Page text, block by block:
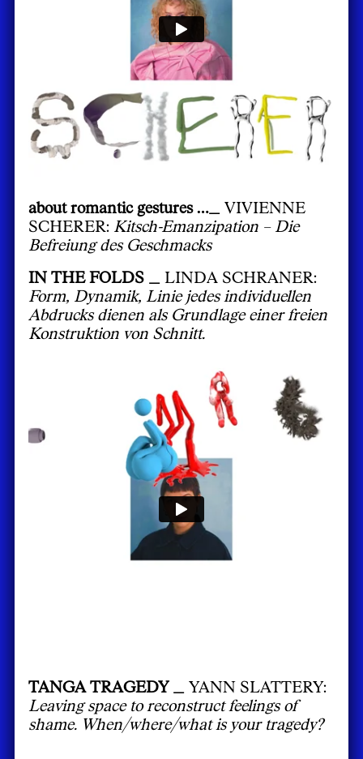
about romantic gestures …_
VIVIENNE
SCHERER: Kitsch-Emanzipation – Die
Befreiung des Geschmacks
IN THE FOLDS _LINDA SCHRANER:
Form, Dynamik, Linie jedes individuellen
Abdrucks dienen als Grundlage einer freien
Konstruktion von Schnitt.
TANGA TRAGEDY _
YANN SLATTERY:
Leaving space to reconstruct feelings of
shame. When/where/what is your tragedy?